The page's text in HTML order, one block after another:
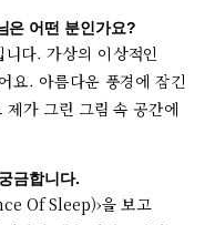
은 어떤 분인가요?
다. 가상의 이상적인
요. 아름다운 풍경에 잠긴
가 그린 그림 속 공간에
금합니다.
Of Sleep)›을 보고